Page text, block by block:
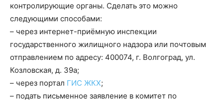
контролирующие органы. Сделать это можно
следующими способами:
– через интернет-приёмную инспекции
государственного жилищного надзора или почтовым
отправлением по адресу: 400074, г. Волгоград, ул.
Козловская, д. 39а;
– через портал ГИС ЖКХ;
– подать письменное заявление в комитет по